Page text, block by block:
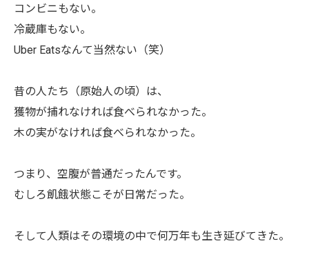
コンビニもない。
冷蔵庫もない。
Uber Eatsなんて当然ない（笑）
昔の人たち（原始人の頃）は、
獲物が捕れなければ食べられなかった。
木の実がなければ食べられなかった。
つまり、空腹が普通だったんです。
むしろ飢餓状態こそが日常だった。
そして人類はその環境の中で何万年も生き延びてきた。